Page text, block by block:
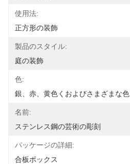
使用法:
正方形の装飾
製品のスタイル:
庭の装飾
色:
銀、赤、黄色くおよびさまざまな色
名前:
ステンレス鋼の芸術の彫刻
パッケージの詳細:
合板ボックス